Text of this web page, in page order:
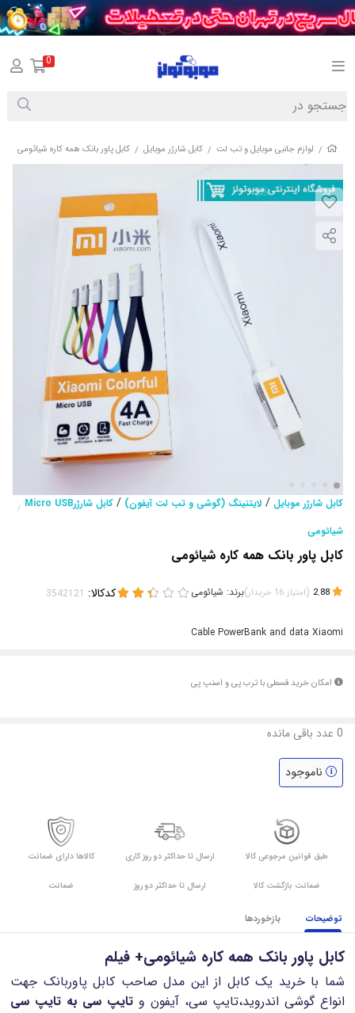
/ لوازم جانبی موبایل و تب لت / کابل شارژر موبایل / کابل پاور بانک همه کاره شیائومی
کابل شارژر موبایل / لایتنینگ (گوشی و تب لت آیفون) / کابل شارژرMicro USB /
شیائومی
کابل پاور بانک همه کاره شیائومی
(امتیاز 16 خریدار)برند: شیائومی کدکالا:
Cable PowerBank and data Xiaomi
امکان خرید قسطی با ترب پی و اسنپ پی
0 عدد باقی مانده
ناموجود
طبق قوانین مرجوعی کالا
ضمانت بازگشت کالا
ارسال تا حداکثر دو روز کاری
ارسال تا حداکثر دو روز
کالاها دارای ضمانت
ضمانت
توضیحات بازخوردها
کابل پاور بانک همه کاره شیائومی+ فیلم
شما با خرید یک کابل از این مدل صاحب کابل پاوربانک جهت
انواع گوشی اندروید،تایپ سی، آیفون و تایپ سی به تایپ سی
0